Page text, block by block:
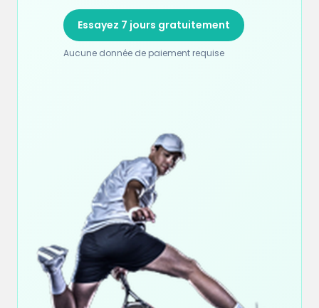
Essayez 7 jours gratuitement
Aucune donnée de paiement requise